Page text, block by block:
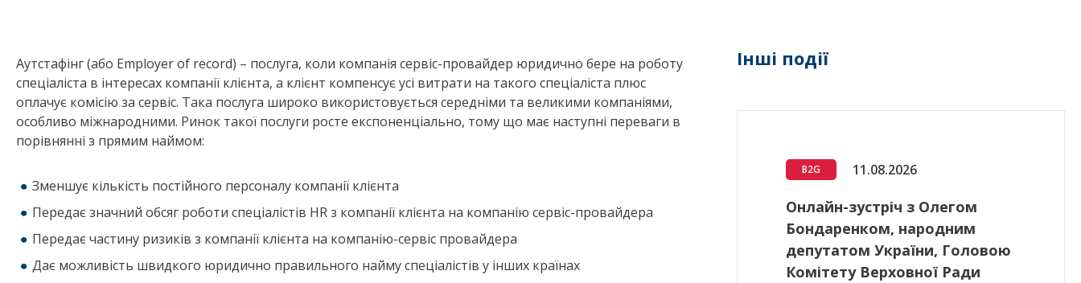
Аутстафінг (або Employer of record) – послуга, коли компанія сервіс-провайдер юридично бере на роботу
спеціаліста в інтересах компанії клієнта, а клієнт компенсує усі витрати на такого спеціаліста плюс
оплачує комісію за сервіс. Така послуга широко використовується середніми та великими компаніями,
особливо міжнародними. Ринок такої послуги росте експоненціально, тому що має наступні переваги в
порівнянні з прямим наймом:
Зменшує кількість постійного персоналу компанії клієнта
Передає значний обсяг роботи спеціалістів HR з компанії клієнта на компанію сервіс-провайдера
Передає частину ризиків з компанії клієнта на компанію-сервіс провайдера
Дає можливість швидкого юридично правильного найму спеціалістів у інших країнах
Інші події
B2G 11.08.2026
Онлайн-зустріч з Олегом
Бондаренком, народним
депутатом України, Головою
Комітету Верховної Ради